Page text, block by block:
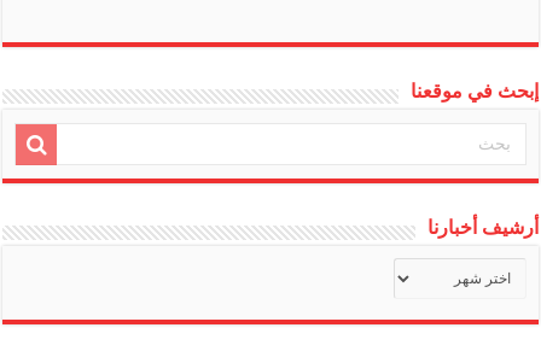
إبحث في موقعنا
أرشيف أخبارنا
أخبارنا